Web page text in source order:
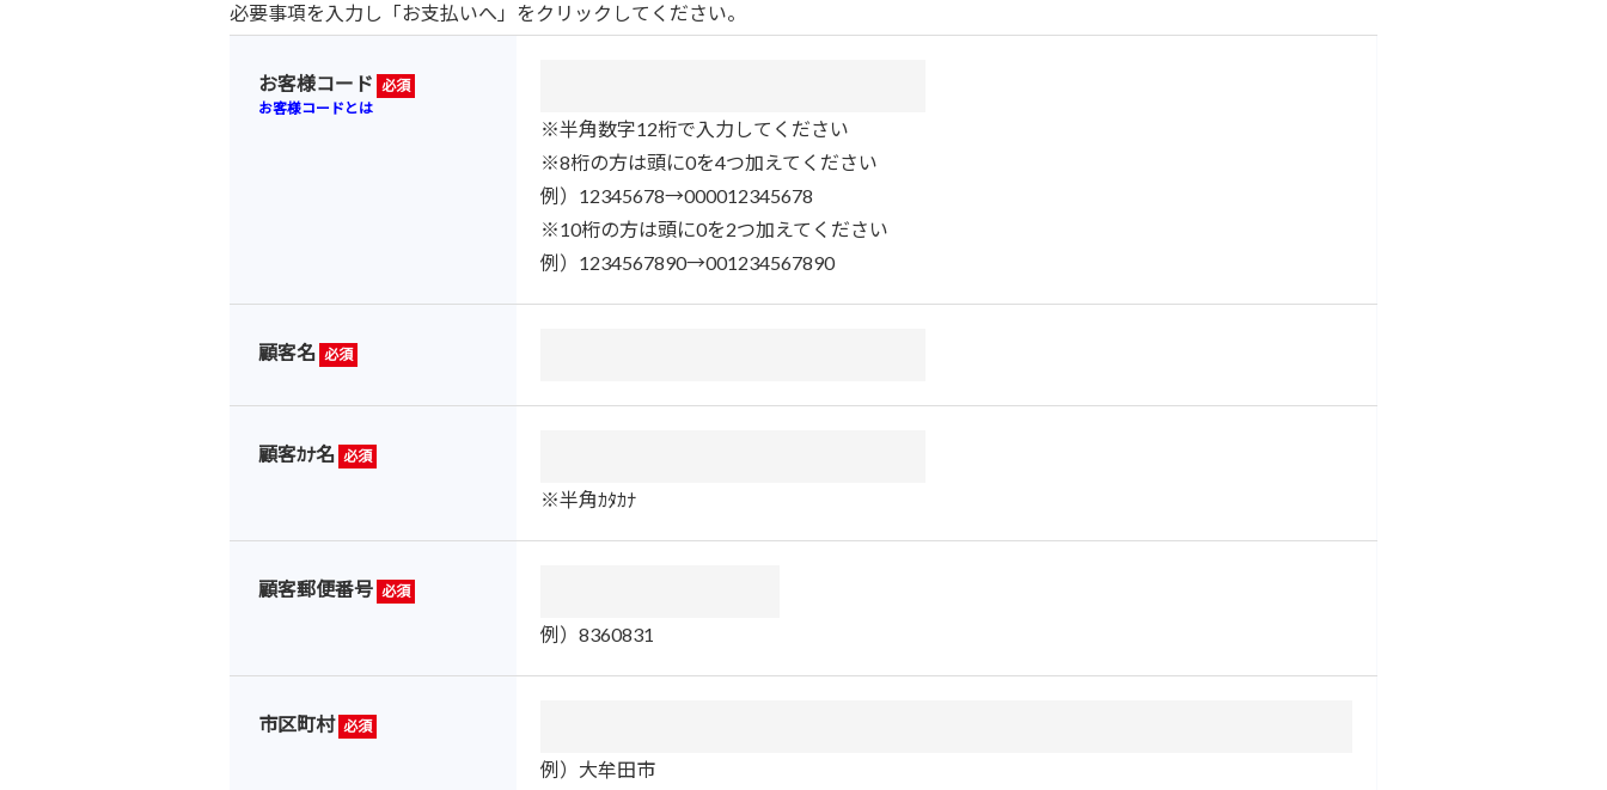
必要事項を入力し「お支払いへ」をクリックしてください。
お客様コード 必須
お客様コードとは
※半角数字12桁で入力してください
※8桁の方は頭に0を4つ加えてください
例）12345678→000012345678
※10桁の方は頭に0を2つ加えてください
例）1234567890→001234567890
顧客名 必須
顧客ｶﾅ名 必須
※半角ｶﾀｶﾅ
顧客郵便番号 必須
例）8360831
市区町村 必須
例）大牟田市